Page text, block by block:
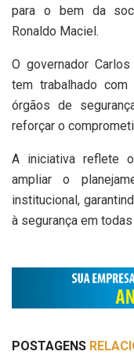
para o bem da
Ronaldo Maciel.
O governador
tem trabalhado
órgãos de
reforçar o
A iniciativa reflete
ampliar o
institucional,
à segurança em
POSTAGENS